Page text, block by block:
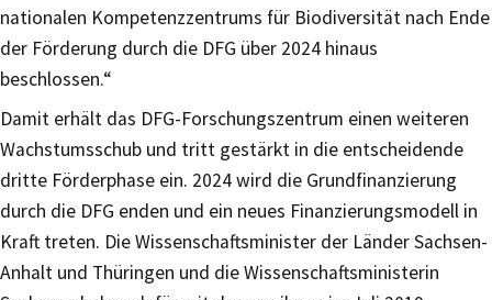
nationalen Kompetenzzentrums für Biodiversität nach Ende
der Förderung durch die DFG über 2024 hinaus
beschlossen.“
Damit erhält das DFG-Forschungszentrum einen weiteren
Wachstumsschub und tritt gestärkt in die entscheidende
dritte Förderphase ein. 2024 wird die Grundfinanzierung
durch die DFG enden und ein neues Finanzierungsmodell in
Kraft treten. Die Wissenschaftsminister der Länder Sachsen-
Anhalt und Thüringen und die Wissenschaftsministerin